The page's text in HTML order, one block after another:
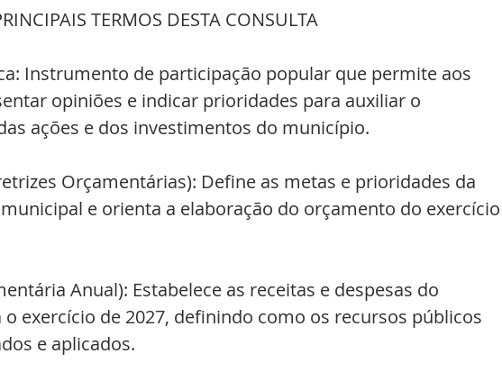
TERMOS DESTA CONSULTA
Instrumento de participação popular que permite aos
opiniões e indicar prioridades para auxiliar o
ações e dos investimentos do município.
Orçamentárias): Define as metas e prioridades da
e orienta a elaboração do orçamento do
Anual): Estabelece as receitas e despesas do
exercício de 2027, definindo como os recursos públicos
e aplicados.